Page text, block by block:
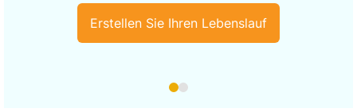
Erstellen Sie Ihren Lebenslauf